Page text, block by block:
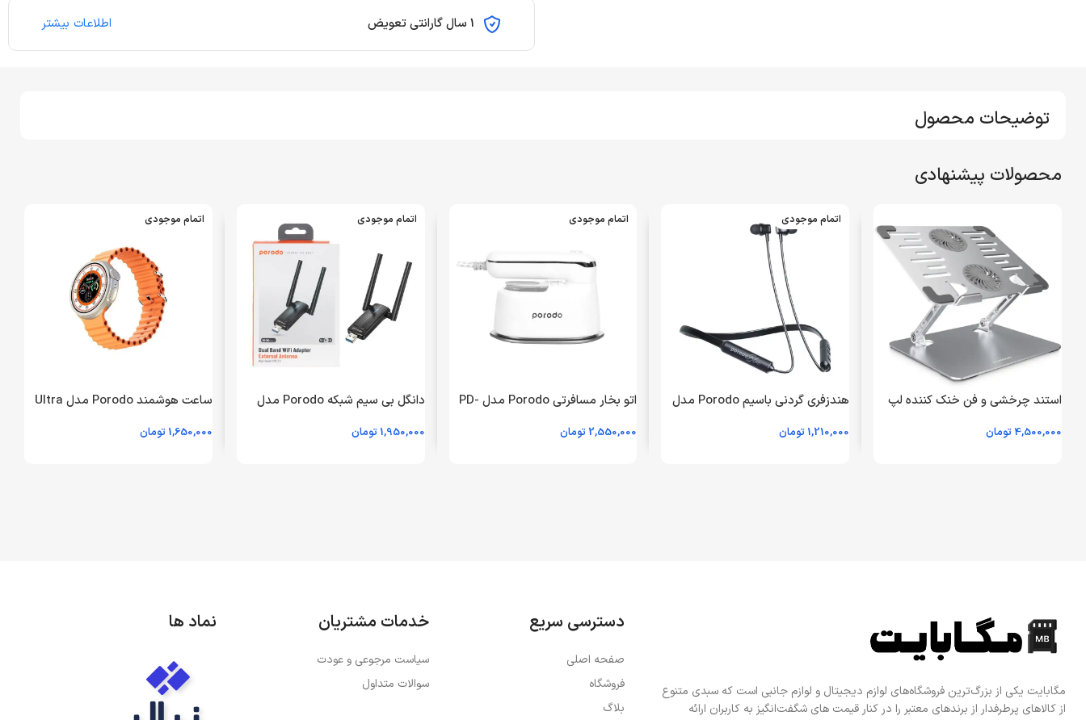
1 سال گارانتی تعویض اطلاعات بیشتر
توضیحات محصول
محصولات پیشنهادی
استند چرخشی و فن خنک کننده لپ
Aerodesk Cooling Laptop Stand
4,500,000 تومان
اتمام موجودی
هندزفری گردنی باسیم Porodo مدل
ماهه مگابایت)
1,210,000 تومان
اتمام موجودی
اتو بخار مسافرتی Porodo مدل PD-
ماهه مگابایت)
2,550,000 تومان
اتمام موجودی
دانگل بی سیم شبکه Porodo مدل
24 ماهه مگابایت)
1,950,000 تومان
اتمام موجودی
ساعت هوشمند Porodo مدل Ultra
(گارانتی یکماهه مگابایت)
1,650,000 تومان
مگابایت یکی از بزرگ‌ترین فروشگاه‌های لوازم دیجیتال و لوازم جانبی است که سبدی متنوع
از کالاهای پرطرفدار از برندهای معتبر را در کنار قیمت های شگفت‌انگیز به کاربران ارائه
دسترسی سریع
صفحه اصلی
فروشگاه
بلاگ
خدمات مشتریان
سیاست مرجوعی و عودت
سوالات متداول
نماد ها